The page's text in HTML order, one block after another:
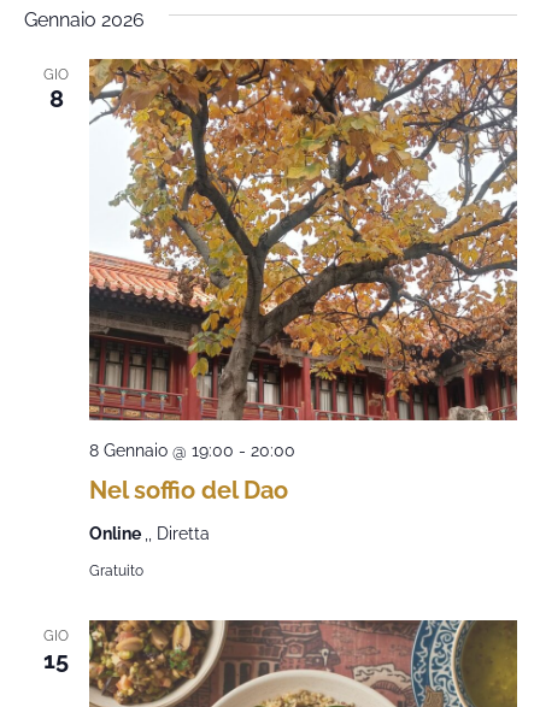
Gennaio 2026
GIO
8
Nel soffio del Dao
8 Gennaio @ 19:00 - 20:00
Online ,, Diretta
Gratuito
GIO
15